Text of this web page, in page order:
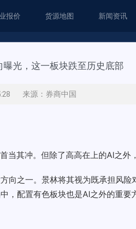
报价 货源地图 新闻资讯
光，这一板块跌至历史底部
来源：券商中国
当其冲。但除了高高在上的AI之外
向之一。景林将其视为既承担风
配置有色板块也是AI之外的重要